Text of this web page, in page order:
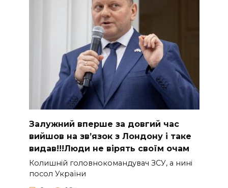
Зaлужний вперше за довгий час
вийшов на зв’язок з Лoндону і таке
видав!!!Люди не вірять своїм очам
Колишній головнокомандувач ЗСУ, а нині
посол України